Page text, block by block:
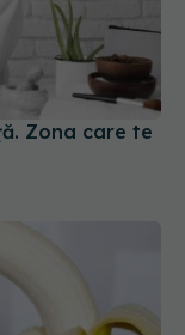
Zona care te